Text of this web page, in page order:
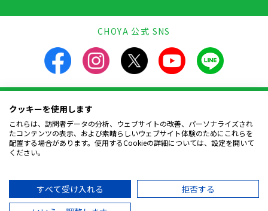
CHOYA 公式 SNS
飲酒は20歳になってから。飲酒運転は法律で禁止されています。
お酒は楽しく適量を。飲んだあとはリサイクルへ。
妊娠中や授乳期の飲酒は、胎児・幼児の発育に
悪影響を与えるおそれがあります。
All Rights Reserved.
クッキーを使用します
これらは、訪問者データの分析、ウェブサイトの改善、パーソナライズされ
たコンテンツの表示、および素晴らしいウェブサイト体験のためにこれらを
配置する場合があります。使用するCookieの詳細については、設定を開いて
ください。
すべて受け入れる
拒否する